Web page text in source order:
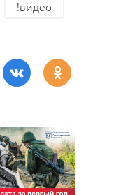
!видео
"Галереи"
горячие на